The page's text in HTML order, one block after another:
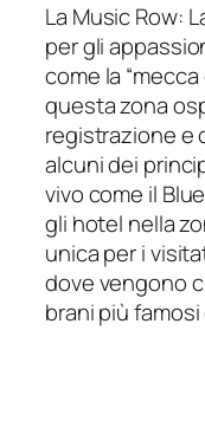
La Music Row:
per gli
come la
questa zona
registrazione e
alcuni dei
vivo come il
gli hotel nella
unica per i
dove vengono
brani più